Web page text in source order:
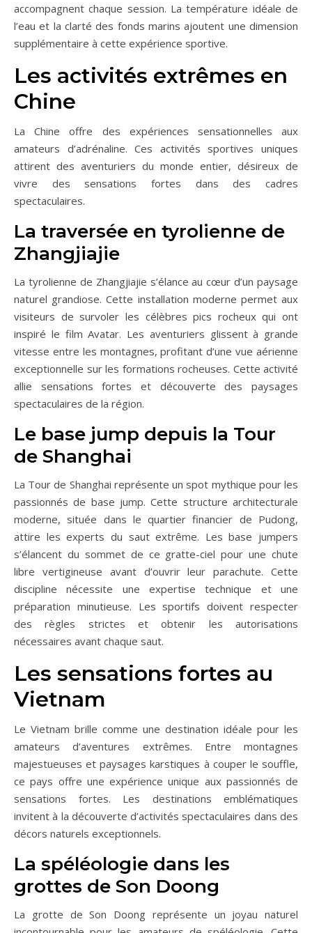
accompagnent chaque session. La température idéale de
l’eau et la clarté des fonds marins ajoutent une dimension
supplémentaire à cette expérience sportive.
Les activités extrêmes en
Chine
La Chine offre des expériences sensationnelles aux
amateurs d’adrénaline. Ces activités sportives uniques
attirent des aventuriers du monde entier, désireux de
vivre des sensations fortes dans des cadres
spectaculaires.
La traversée en tyrolienne de
Zhangjiajie
La tyrolienne de Zhangjiajie s’élance au cœur d’un paysage
naturel grandiose. Cette installation moderne permet aux
visiteurs de survoler les célèbres pics rocheux qui ont
inspiré le film Avatar. Les aventuriers glissent à grande
vitesse entre les montagnes, profitant d’une vue aérienne
exceptionnelle sur les formations rocheuses. Cette activité
allie sensations fortes et découverte des paysages
spectaculaires de la région.
Le base jump depuis la Tour
de Shanghai
La Tour de Shanghai représente un spot mythique pour les
passionnés de base jump. Cette structure architecturale
moderne, située dans le quartier financier de Pudong,
attire les experts du saut extrême. Les base jumpers
s’élancent du sommet de ce gratte-ciel pour une chute
libre vertigineuse avant d’ouvrir leur parachute. Cette
discipline nécessite une expertise technique et une
préparation minutieuse. Les sportifs doivent respecter
des règles strictes et obtenir les autorisations
nécessaires avant chaque saut.
Les sensations fortes au
Vietnam
Le Vietnam brille comme une destination idéale pour les
amateurs d’aventures extrêmes. Entre montagnes
majestueuses et paysages karstiques à couper le souffle,
ce pays offre une expérience unique aux passionnés de
sensations fortes. Les destinations emblématiques
invitent à la découverte d’activités spectaculaires dans des
décors naturels exceptionnels.
La spéléologie dans les
grottes de Son Doong
La grotte de Son Doong représente un joyau naturel